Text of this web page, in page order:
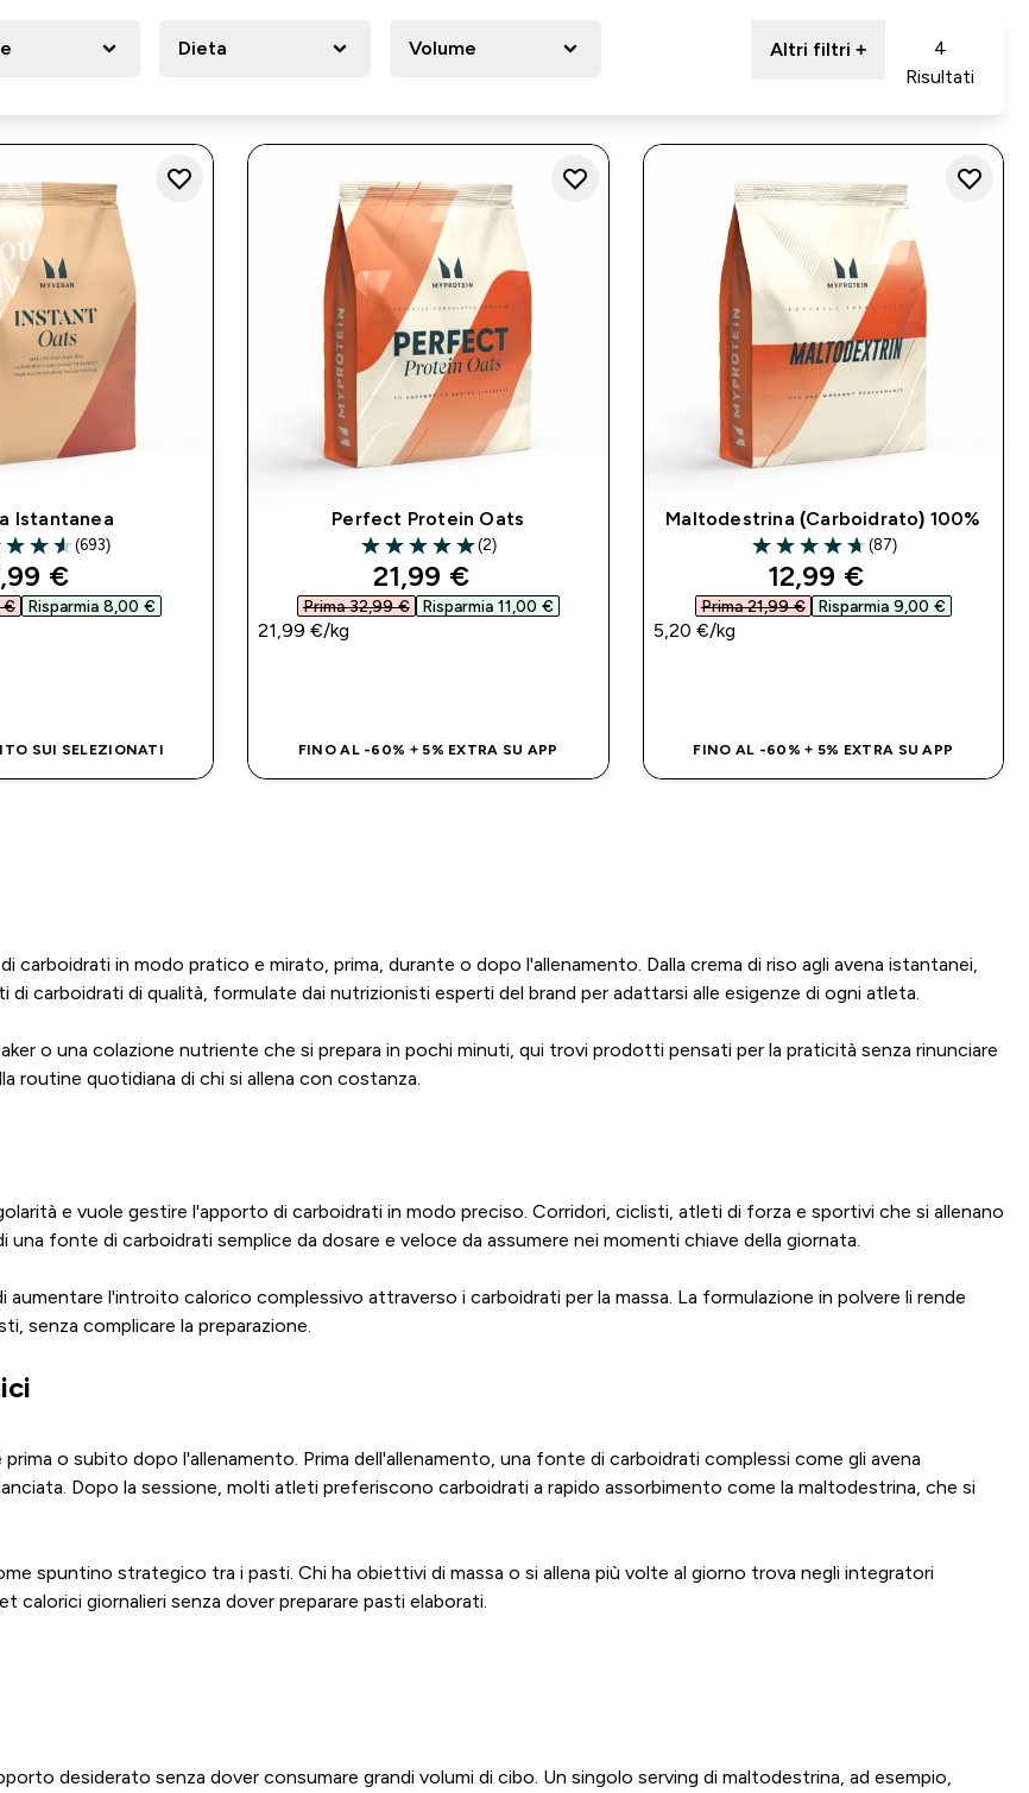
Dieta Volume Altri filtri +
4
Risultati
Istantanea
of 5 stars
(693)
price
€‎
€‎ Risparmia 8,00 €‎
SUI SELEZIONATI
Perfect Protein Oats
5 out of 5 stars
(2)
discounted price
21,99 €‎
Prima 32,99 €‎ Risparmia 11,00 €‎
21,99 €‎/kg
FINO AL -60% + 5% EXTRA SU APP
Maltodestrina (Carboidrato) 100%
4.68 out of 5 stars
(87)
discounted price
12,99 €‎
Prima 21,99 €‎ Risparmia 9,00 €‎
5,20 €‎/kg
FINO AL -60% + 5% EXTRA SU APP
in modo pratico e mirato, prima, durante o dopo l'allenamento. Dalla crema di riso agli avena istantanei,
carboidrati di qualità, formulate dai nutrizionisti esperti del brand per adattarsi alle esigenze di ogni atleta.
o una colazione nutriente che si prepara in pochi minuti, qui trovi prodotti pensati per la praticità senza rinunciare
routine quotidiana di chi si allena con costanza.
e vuole gestire l'apporto di carboidrati in modo preciso. Corridori, ciclisti, atleti di forza e sportivi che si allenano
fonte di carboidrati semplice da dosare e veloce da assumere nei momenti chiave della giornata.
l'introito calorico complessivo attraverso i carboidrati per la massa. La formulazione in polvere li rende
senza complicare la preparazione.
o subito dopo l'allenamento. Prima dell'allenamento, una fonte di carboidrati complessi come gli avena
Dopo la sessione, molti atleti preferiscono carboidrati a rapido assorbimento come la maltodestrina, che si
spuntino strategico tra i pasti. Chi ha obiettivi di massa o si allena più volte al giorno trova negli integratori
giornalieri senza dover preparare pasti elaborati.
desiderato senza dover consumare grandi volumi di cibo. Un singolo serving di maltodestrina, ad esempio,